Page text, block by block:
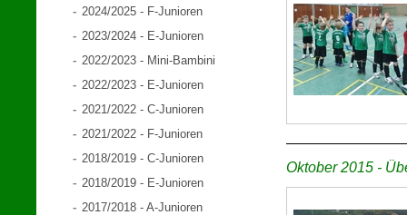
2024/2025 - F-Junioren
2023/2024 - E-Junioren
2022/2023 - Mini-Bambini
2022/2023 - E-Junioren
2021/2022 - C-Junioren
2021/2022 - F-Junioren
2018/2019 - C-Junioren
2018/2019 - E-Junioren
2017/2018 - A-Junioren
Oktober 2015 -